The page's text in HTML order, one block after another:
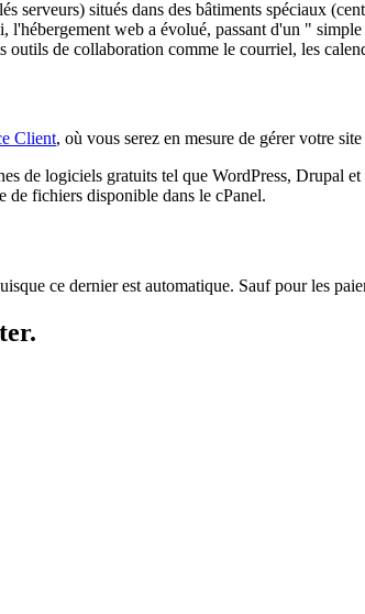
serveurs) situés dans des bâtiments spéciaux
web a évolué, passant d'un "
de collaboration comme le courriel, les
Client, où vous serez en mesure de gérer votre
de logiciels gratuits tel que WordPress, Drupal
de fichiers disponible dans le cPanel.
ce dernier est automatique. Sauf pour les